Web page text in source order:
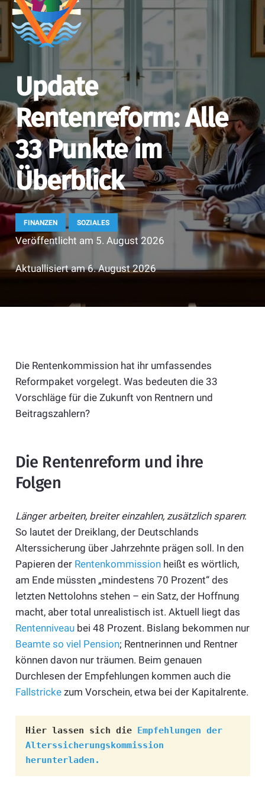
Update
Rentenreform: Alle
33 Punkte im
Überblick
FINANZEN SOZIALES
Veröffentlicht am 5. August 2026
Aktuallisiert am6. August 2026
Die Rentenkommission hat ihr umfassendes
Reformpaket vorgelegt. Was bedeuten die 33
Vorschläge für die Zukunft von Rentnern und
Beitragszahlern?
Die Rentenreform und ihre
Folgen
Länger arbeiten, breiter einzahlen, zusätzlich sparen:
So lautet der Dreiklang, der Deutschlands
Alterssicherung über Jahrzehnte prägen soll. In den
Papieren der Rentenkommissionheißt es wörtlich,
am Ende müssten „mindestens 70 Prozent“ des
letzten Nettolohns stehen – ein Satz, der Hoffnung
macht, aber total unrealistisch ist. Aktuell liegt das
Rentenniveaubei 48 Prozent. Bislang bekommen nur
Beamte so viel Pension; Rentnerinnen und Rentner
können davon nur träumen. Beim genauen
Durchlesen der Empfehlungen kommen auch die
Fallstrickezum Vorschein, etwa bei der Kapitalrente.
Hier lassen sich die Empfehlungen der
Alterssicherungskommission
herunterladen.